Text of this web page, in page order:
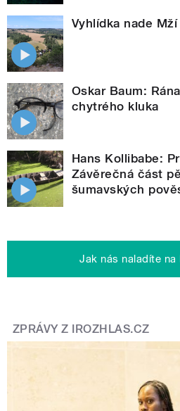
Vyhlídka nade
Oskar Baum:
chytrého kluka
Hans Kollibabe:
Závěrečná část
šumavských
Jak nás naladíte na
ZPRÁVY Z IROZHLAS.CZ